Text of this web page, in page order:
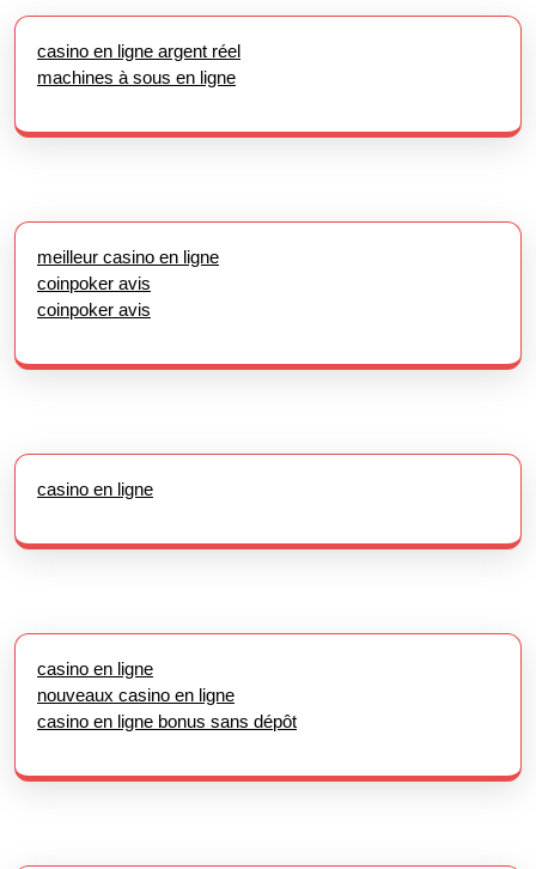
casino en ligne argent réel
machines à sous en ligne
meilleur casino en ligne
coinpoker avis
coinpoker avis
casino en ligne
casino en ligne
nouveaux casino en ligne
casino en ligne bonus sans dépôt